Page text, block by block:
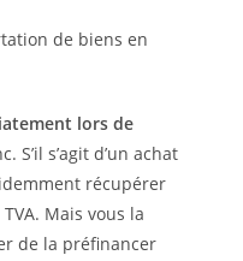
lors de
S’il s’agit d’un achat
récupérer
Mais vous la
de la préfinancer